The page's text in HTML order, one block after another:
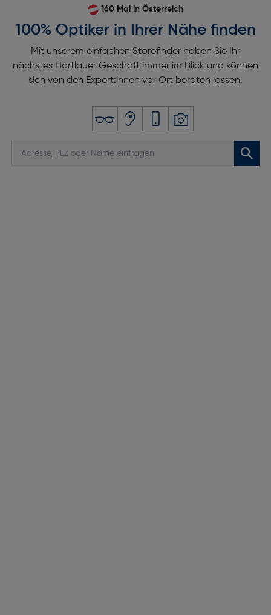
160 Mal in Österreich
100% Optiker in Ihrer Nähe finden
Mit unserem einfachen Storefinder haben Sie Ihr
nächstes Hartlauer Geschäft immer im Blick und können
sich von den Expert:innen vor Ort beraten lassen.